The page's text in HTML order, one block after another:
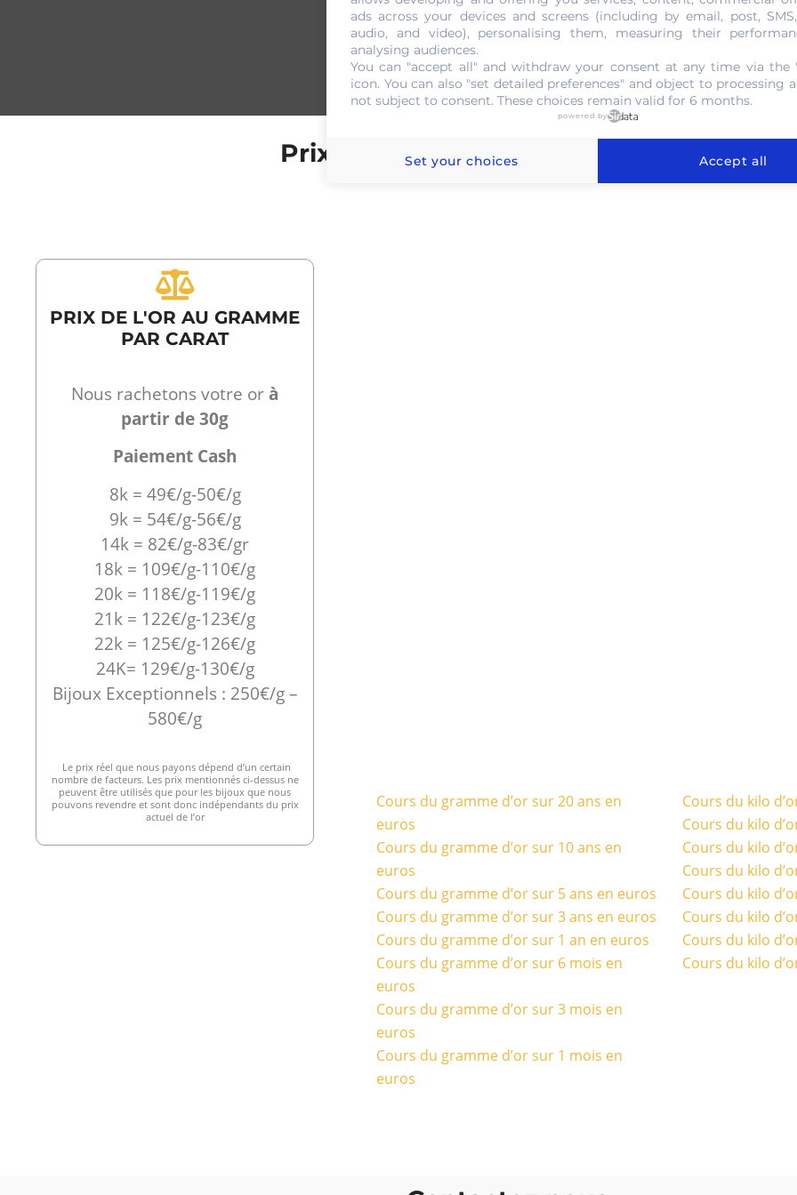
NOUS CONTACTER
Prix de l'or au gramme à Rochefort
PRIX DE L'OR AU GRAMME
PAR CARAT
Nous rachetons votre orà
partir de 30g
Paiement Cash
8k = 49€/g-50€/g
9k = 54€/g-56€/g
14k = 82€/g-83€/gr
18k = 109€/g-110€/g
20k = 118€/g-119€/g
21k = 122€/g-123€/g
22k = 125€/g-126€/g
24K= 129€/g-130€/g
Bijoux Exceptionnels : 250€/g –
580€/g
Le prix réel que nous payons dépend d’un certain
nombre de facteurs. Les prix mentionnés ci-dessus ne
peuvent être utilisés que pour les bijoux que nous
pouvons revendre et sont donc indépendants du prix
actuel de l’or
Cours du gramme d’or sur 20 ans en
euros
Cours du gramme d’or sur 10 ans en
euros
Cours du gramme d’or sur 5 ans en euros
Cours du gramme d’or sur 3 ans en euros
Cours du gramme d’or sur 1 an en euros
Cours du gramme d’or sur 6 mois en
euros
Cours du gramme d’or sur 3 mois en
euros
Cours du gramme d’or sur 1 mois en
euros
Cours du kilo
Cours du kilo
Cours du kilo
Cours du kilo
Cours du kilo
Cours du kilo
Cours du kilo
Cours du kilo
ads across your devices and screens (including by email, post,
audio, and video), personalising them, measuring their
analysing audiences.
You can "accept all" and withdraw your consent at any time via the
icon. You can also "set detailed preferences" and object to processing
not subject to consent. These choices remain valid for 6 months.
powered by
Set your choices Accept all